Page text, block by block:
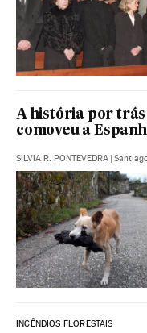
A história por trás
comoveu a
SILVIA R. PONTEVEDRA |
INCÊNDIOS FLORESTAIS